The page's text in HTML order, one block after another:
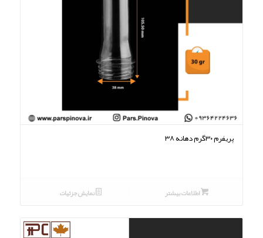
پریفرم ۳۰گرم دهانه ۳۸
اطلاعات بیشتر نمایش جزئیات